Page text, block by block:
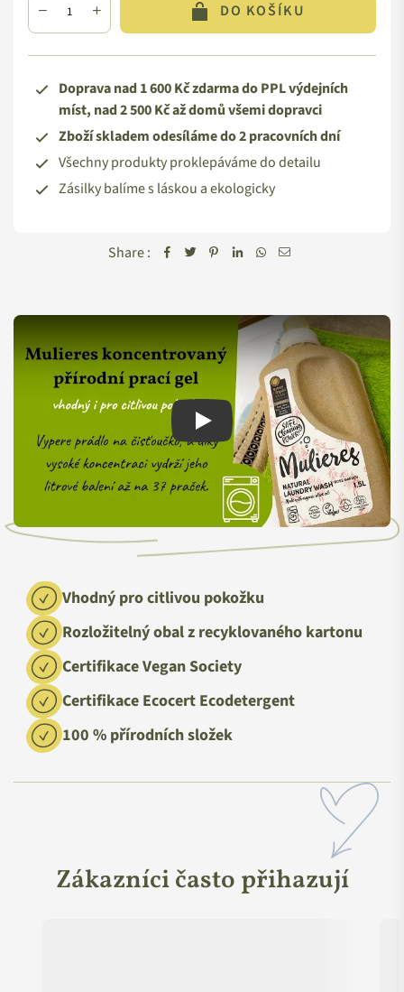
DO KOŠÍKU
Doprava nad 1 600 Kč zdarma do PPL výdejních
míst, nad 2 500 Kč až domů všemi dopravci
Zboží skladem odesíláme do 2 pracovních dní
Všechny produkty proklepáváme do detailu
Zásilky balíme s láskou a ekologicky
Share :
Play
Vhodný pro citlivou pokožku
Rozložitelný obal z recyklovaného kartonu
Certifikace Vegan Society
Certifikace Ecocert Ecodetergent
100 % přírodních složek
Zákazníci často přihazují